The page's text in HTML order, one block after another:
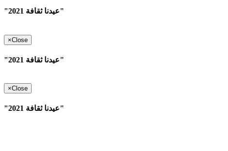
"عيدنا ثقافة 2021"
×Close
"عيدنا ثقافة 2021"
×Close
"عيدنا ثقافة 2021"